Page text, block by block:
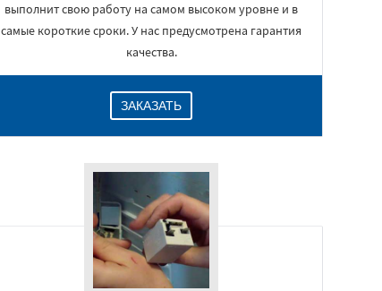
выполнит свою работу на самом высоком уровне и в
самые короткие сроки. У нас предусмотрена гарантия
качества.
ЗАКАЗАТЬ